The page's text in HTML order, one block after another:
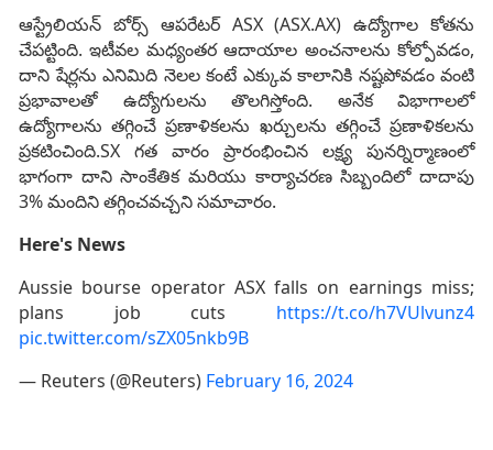
ఆస్ట్రేలియన్ బోర్స్ ఆపరేటర్ ASX (ASX.AX) ఉద్యోగాల కోతను
చేపట్టింది. ఇటీవల మధ్యంతర ఆదాయాల అంచనాలను కోల్పోవడం,
దాని షేర్లను ఎనిమిది నెలల కంటే ఎక్కువ కాలానికి నష్టపోవడం వంటి
ప్రభావాలతో ఉద్యోగులను తొలగిస్తోంది. అనేక విభాగాలలో
ఉద్యోగాలను తగ్గించే ప్రణాళికలను ఖర్చులను తగ్గించే ప్రణాళికలను
ప్రకటించింది.SX గత వారం ప్రారంభించిన లక్ష్య పునర్నిర్మాణంలో
భాగంగా దాని సాంకేతిక మరియు కార్యాచరణ సిబ్బందిలో దాదాపు
3% మందిని తగ్గించవచ్చని సమాచారం.
Here's News
Aussie bourse operator ASX falls on earnings miss;
plans job cuts https://t.co/h7VUlvunz4
pic.twitter.com/sZX05nkb9B
— Reuters (@Reuters) February 16, 2024